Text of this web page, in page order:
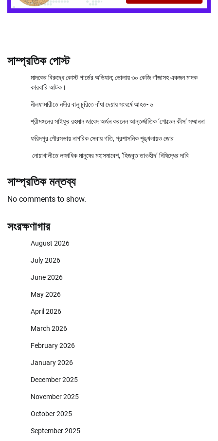
সাম্প্রতিক পোস্ট
মাদকের বিরুদ্ধে কোস্ট গার্ডের অভিযান; ভোলায় ৩০ কেজি গাঁজাসহ একজন মাদক
কারবারি আটক।
নীলফামারীতে নদীর বালু চুরিতে বাঁধা দেয়ায় সংঘর্ষে আহত- ৬
শ্রীমঙ্গলের সাইফুর রহমান জাবেদ অর্জন করলেন আন্তর্জাতিক ‘গোল্ডেন কীস’ সম্মাননা
ফরিদপুর পৌরসভায় নাগরিক সেবায় গতি, প্রশাসনিক শৃঙ্খলায়ও জোর
নোয়াখালীতে লক্ষাধিক মানুষের মহাসমাবেশ, ‘হিজবুত তাওহীদ’ নিষিদ্ধের দাবি
সাম্প্রতিক মন্তব্য
No comments to show.
সংরক্ষণাগার
August 2026
July 2026
June 2026
May 2026
April 2026
March 2026
February 2026
January 2026
December 2025
November 2025
October 2025
September 2025